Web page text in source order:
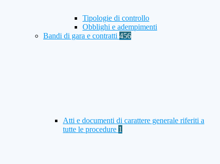
Tipologie di controllo
Obblighi e adempimenti
Bandi di gara e contratti 456
Atti e documenti di carattere generale riferiti a
tutte le procedure 1